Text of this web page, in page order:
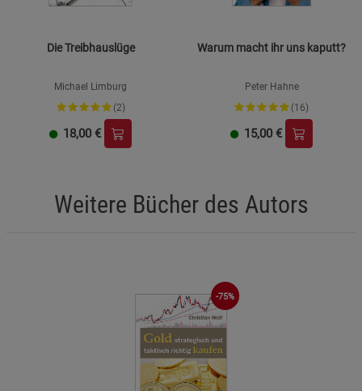
Die Treibhauslüge
Michael Limburg
(2)
18,00 €
Warum macht ihr uns kaputt?
Peter Hahne
(16)
15,00 €
Weitere Bücher des Autors
-75%